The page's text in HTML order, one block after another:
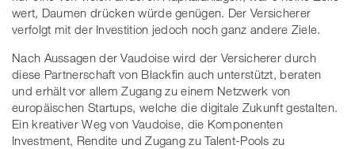
wert, Daumen drücken würde genügen. Der Versicherer
verfolgt mit der Investition jedoch noch ganz andere Ziele.
Nach Aussagen der Vaudoise wird der Versicherer durch
diese Partnerschaft von Blackfin auch unterstützt, beraten
und erhält vor allem Zugang zu einem Netzwerk von
europäischen Startups, welche die digitale Zukunft gestalten.
Ein kreativer Weg von Vaudoise, die Komponenten
Investment, Rendite und Zugang zu Talent-Pools zu